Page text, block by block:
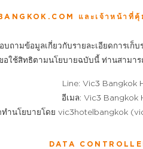
และเจ้าหน้าที่
ถามข้อมูลเกี่ยวกับรายละเอียดการเ
อใช้สิทธิตามนโยบายฉบับนี้ ท่านสามา
Line: Vic3 Bangkok
อีเมล: Vic3 Bangkok
ทำนโยบายโดย vic3hotelbangkok
DATA